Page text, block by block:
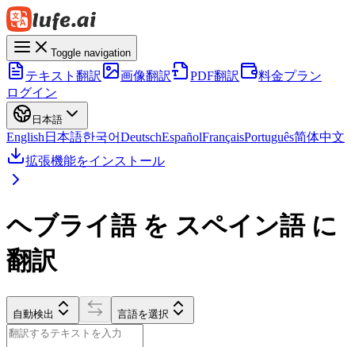
Toggle navigation
テキスト翻訳 画像翻訳 PDF翻訳
料金プラン
ログイン
日本語
English 日本語한국어DeutschEspañolFrançaisPortuguês简体中文
拡張機能をインストール
ヘブライ語 を スペイン語 に
翻訳
自動検出 言語を選択